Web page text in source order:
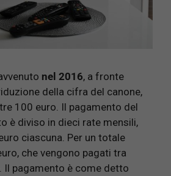
nel 2016, a fronte
della cifra del canone,
100 euro. Il pagamento del
è diviso in dieci rate mensili,
ciascuna. Per un totale
che vengono pagati tra
Il pagamento è come detto